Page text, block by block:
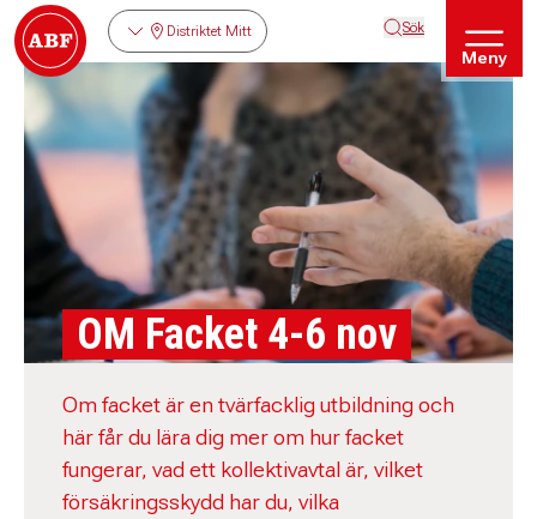
Distriktet Mitt Sök
Meny
OM Facket 4-6 nov
Om facket är en tvärfacklig utbildning och
här får du lära dig mer om hur facket
fungerar, vad ett kollektivavtal är, vilket
försäkringsskydd har du, vilka